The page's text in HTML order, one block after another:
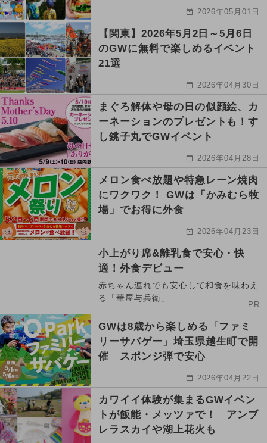
2026年05月01日
【関東】2026年5月2日～5月6日
のGWに無料で楽しめるイベント
21選
2026年04月30日
まぐろ解体や母の日の似顔絵、カ
ーネーションのプレゼントも！す
し銚子丸でGWイベント
2026年04月28日
メロン食べ放題や特急レーン焼肉
にワクワク！ GWは「かみむら牧
場」でお得に外食
2026年04月23日
小上がり席&離乳食で安心・快
適！外食デビュー
赤ちゃん連れでも安心して和食を味わえ
る「華屋与兵衛」
PR
GWは8歳から楽しめる「ファミ
リーサバゲー」埼玉県越生町で開
催 スポンジ弾で安心
2026年04月22日
カワイイ体験が集まるGWイベン
トが飯能・メッツァで！ アンブ
レラスカイや湖上花火も